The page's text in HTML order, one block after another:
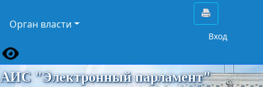
Орган власти
Вход
АИС "Электронный парламент"